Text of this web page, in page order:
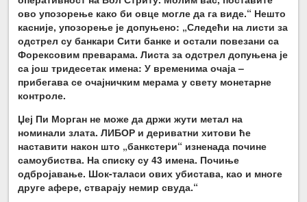
ово упозорење како би овце могле да га виде.“ Нешто
касније, упозорење је допуњено: „Следећи на листи за
одстрел су банкари Сити банке и остали повезани са
Форексовим преварама. Листа за одстрел допуњена је
са још тридесетак имена: У временима очаја –
прибегава се очајничким мерама у свету монетарне
контроле.
Џеј Пи Морган не може да држи жути метал на
номинали злата. ЛИБОР и дериватни хитови ће
наставити након што „банкстери“ изненада почине
самоубиства. На списку су 43 имена. Почиње
одбројавање. Шок-таласи ових убистава, као и многе
друге афере, стварају немир свуда.“